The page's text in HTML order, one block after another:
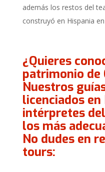
además los restos del
construyó en Hispania
¿Quieres
patrimonio de
Nuestros
licenciados
intérpretes
los más
No dudes en
tours: